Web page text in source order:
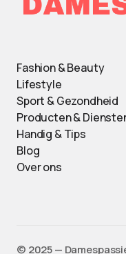
Fashion & Beauty
Lifestyle
Sport & Gezondheid
Producten &
Handig & Tips
Blog
Over ons
©️ 2025 —